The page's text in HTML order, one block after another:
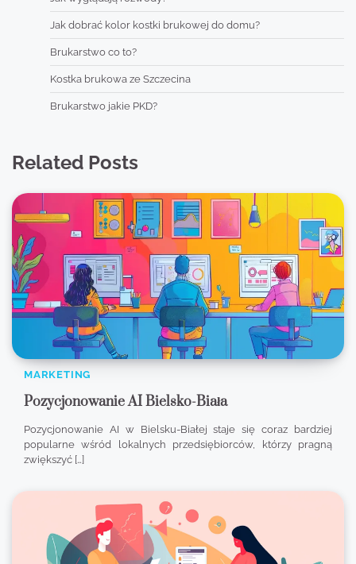
Jak dobrać kolor kostki brukowej do domu?
Brukarstwo co to?
Kostka brukowa ze Szczecina
Brukarstwo jakie PKD?
Related Posts
MARKETING
Pozycjonowanie AI Bielsko-Biała
Pozycjonowanie AI w Bielsku-Białej staje się coraz bardziej
popularne wśród lokalnych przedsiębiorców, którzy pragną
zwiększyć […]